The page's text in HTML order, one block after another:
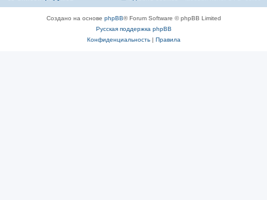
Создано на основе phpBB® Forum Software © phpBB Limited
Русская поддержка phpBB
Конфиденциальность| Правила